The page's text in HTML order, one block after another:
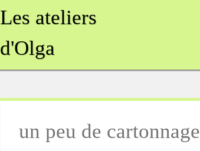
Les ateliers
d'Olga
un peu de cartonnage